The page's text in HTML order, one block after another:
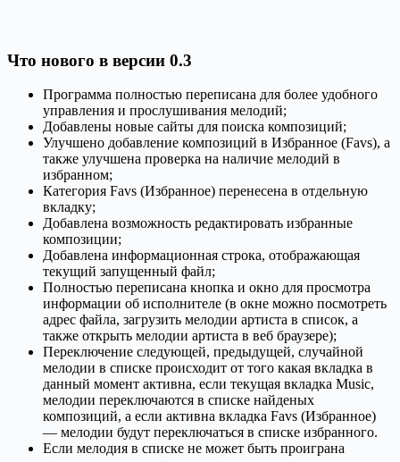
Что нового в версии 0.3
Программа полностью переписана для более удобного
управления и прослушивания мелодий;
Добавлены новые сайты для поиска композиций;
Улучшено добавление композиций в Избранное (Favs), а
также улучшена проверка на наличие мелодий в
избранном;
Категория Favs (Избранное) перенесена в отдельную
вкладку;
Добавлена возможность редактировать избранные
композиции;
Добавлена информационная строка, отображающая
текущий запущенный файл;
Полностью переписана кнопка и окно для просмотра
информации об исполнителе (в окне можно посмотреть
адрес файла, загрузить мелодии артиста в список, а
также открыть мелодии артиста в веб браузере);
Переключение следующей, предыдущей, случайной
мелодии в списке происходит от того какая вкладка в
данный момент активна, если текущая вкладка Music,
мелодии переключаются в списке найденых
композиций, а если активна вкладка Favs (Избранное)
— мелодии будут переключаться в списке избранного.
Если мелодия в списке не может быть проиграна